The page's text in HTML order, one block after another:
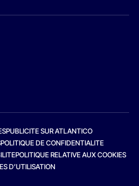
PUBLICITE SUR ATLANTICO
POLITIQUE DE CONFIDENTIALITE
POLITIQUE RELATIVE AUX COOKIES
D’UTILISATION